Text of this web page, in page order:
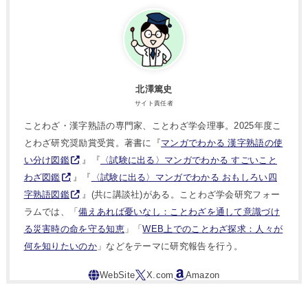
北澤篤史
サイト責任者
ことわざ・漢字熟語の専門家、ことわざ学会理事。2025年度こ
とわざ研究奨励賞受賞。著書に『マンガでわかる 漢字熟語の使
い分け図鑑
』『 〈試験に出る〉マンガでわかる すごいこと
わざ図鑑
』『
〈試験に出る〉マンガでわかる おもしろい四
字熟語図鑑
』(共に講談社)がある。ことわざ学会研究フォー
ラムでは、「備えあれば憂いなし：ことわざを通して意識づけ
る災害時の命を守る知恵」「WEB上でのことわざ探求：人々が
何を知りたいのか」などをテーマに研究報告を行う。